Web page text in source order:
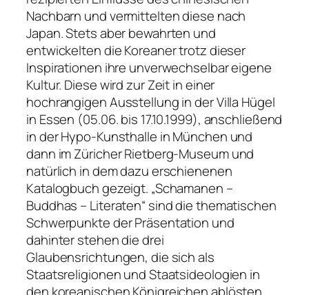
Nachbarn und vermittelten diese nach
Japan. Stets aber bewahrten und
entwickelten die Koreaner trotz dieser
Inspirationen ihre unver­wechselbar eigene
Kultur. Diese wird zur Zeit in einer
hochrangigen Ausstellung in der Villa Hügel
in Essen (05.06. bis 17.10.1999), anschließend
in der Hypo-Kunsthalle in München und
dann im Züricher Rietberg-Museum und
natürlich in dem dazu erschienenen
Katalogbuch gezeigt. „Schama­nen –
Buddhas – Literaten“ sind die thematischen
Schwerpunkte der Präsentation und
dahinter stehen die drei
Glaubensrichtungen, die sich als
Staatsreligionen und Staatsideologien in
den korea­nischen Königreichen ablösten.